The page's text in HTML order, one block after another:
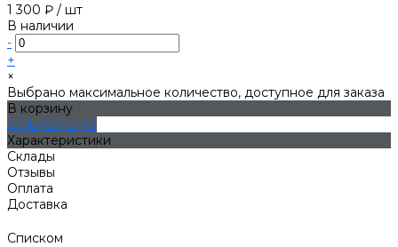
1 300 ₽ / шт
В наличии
-
+
×
Выбрано максимальное количество, доступное для заказа
В корзину
ДОБАВЛЕНО
Характеристики
Склады
Отзывы
Оплата
Доставка
Списком